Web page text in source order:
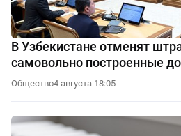
В Узбекистане отменят
самовольно построенные
Общество4 августа 18:05